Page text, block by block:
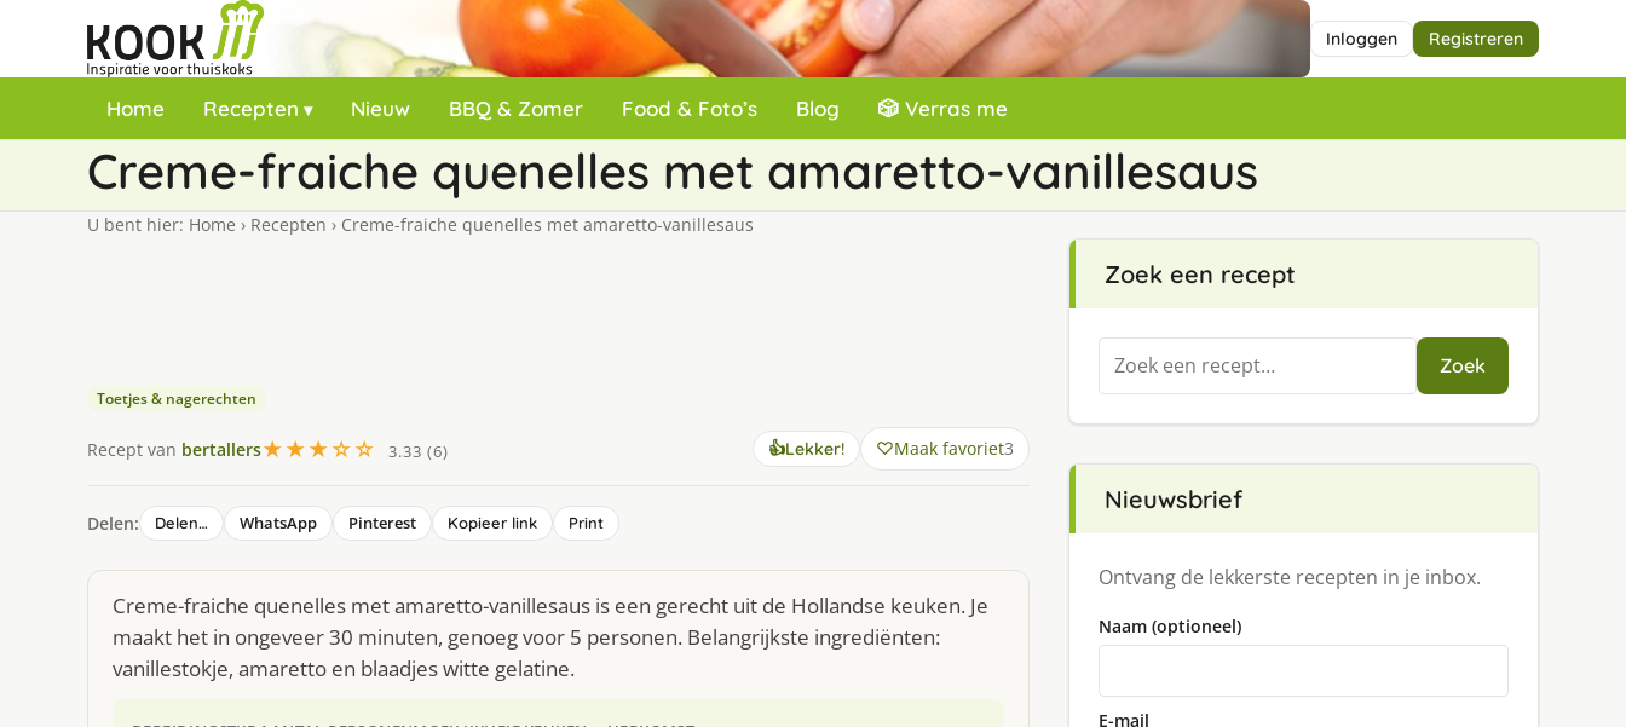
Inloggen Registreren
Home Recepten Nieuw BBQ & Zomer Food & Foto’s Blog 🎲 Verras me
Creme-fraiche quenelles met amaretto-vanillesaus
U bent hier: Home › Recepten › Creme-fraiche quenelles met amaretto-vanillesaus
Toetjes & nagerechten
Recept van bertallers★★★☆☆ 3.33 (6) 👍Lekker! Maak favoriet3
Delen: Delen… WhatsApp Pinterest Kopieer link Print
Creme-fraiche quenelles met amaretto-vanillesaus is een gerecht uit de Hollandse keuken. Je
maakt het in ongeveer 30 minuten, genoeg voor 5 personen. Belangrijkste ingrediënten:
vanillestokje, amaretto en blaadjes witte gelatine.
Zoek een recept
Zoeken
naar:
Zoek
Nieuwsbrief
Ontvang de lekkerste recepten in je inbox.
Naam (optioneel)
E-mail